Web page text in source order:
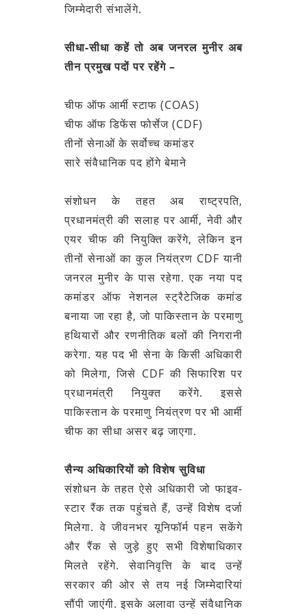
जिम्मेदारी संभालेंगे.
सीधा-सीधा कहें तो अब जनरल मुनीर अब
तीन प्रमुख पदों पर रहेंगे –
चीफ ऑफ आर्मी स्टाफ (COAS)
चीफ ऑफ डिफेंस फोर्सेज (CDF)
तीनों सेनाओं के सर्वोच्च कमांडर
सारे संवैधानिक पद होंगे बेमाने
संशोधन के तहत अब राष्ट्रपति,
प्रधानमंत्री की सलाह पर आर्मी, नेवी और
एयर चीफ की नियुक्ति करेंगे, लेकिन इन
तीनों सेनाओं का कुल नियंत्रण CDF यानी
जनरल मुनीर के पास रहेगा. एक नया पद
कमांडर ऑफ नेशनल स्ट्रैटेजिक कमांड
बनाया जा रहा है, जो पाकिस्तान के परमाणु
हथियारों और रणनीतिक बलों की निगरानी
करेगा. यह पद भी सेना के किसी अधिकारी
को मिलेगा, जिसे CDF की सिफारिश पर
प्रधानमंत्री नियुक्त करेंगे. इससे
पाकिस्तान के परमाणु नियंत्रण पर भी आर्मी
चीफ का सीधा असर बढ़ जाएगा.
सैन्य अधिकारियों को विशेष सुविधा
संशोधन के तहत ऐसे अधिकारी जो फाइव-
स्टार रैंक तक पहुंचते हैं, उन्हें विशेष दर्जा
मिलेगा. वे जीवनभर यूनिफॉर्म पहन सकेंगे
और रैंक से जुड़े हुए सभी विशेषाधिकार
मिलते रहेंगे. सेवानिवृत्ति के बाद उन्हें
सरकार की ओर से तय नई जिम्मेदारियां
सौंपी जाएंगी. इसके अलावा उन्हें संवैधानिक